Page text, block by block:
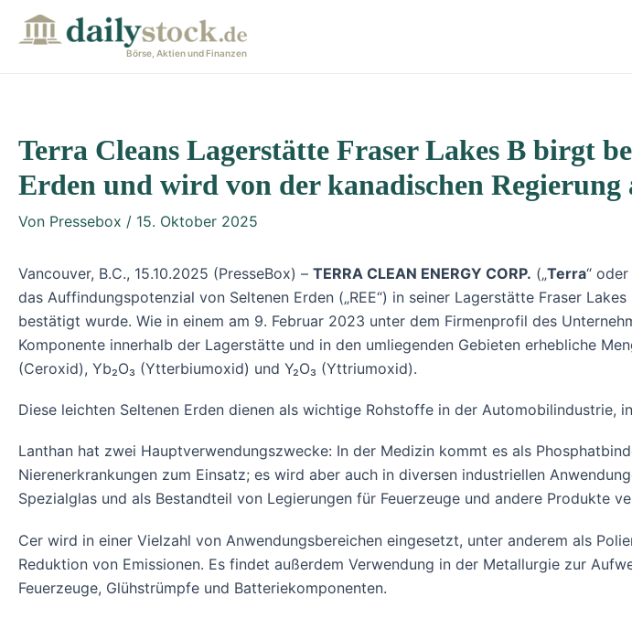
Inhalt
Börse, Aktien und Finanzen
Terra Cleans Lagerstätte Fraser Lakes B birgt
Erden und wird von der kanadischen
Von Pressebox / 15. Oktober 2025
Vancouver, B.C., 15.10.2025 (PresseBox) – TERRA CLEAN ENERGY CORP. („Terra“ oder
das Auffindungspotenzial von Seltenen Erden („REE“) in seiner Lagerstätte Fraser
bestätigt wurde. Wie in einem am 9. Februar 2023 unter dem Firmenprofil des
Komponente innerhalb der Lagerstätte und in den umliegenden Gebieten erhebliche
(Ceroxid), Yb₂O₃ (Ytterbiumoxid) und Y₂O₃ (Yttriumoxid).
Diese leichten Seltenen Erden dienen als wichtige Rohstoffe in der Automobilindustrie,
Lanthan hat zwei Hauptverwendungszwecke: In der Medizin kommt es als
Nierenerkrankungen zum Einsatz; es wird aber auch in diversen industriellen
Spezialglas und als Bestandteil von Legierungen für Feuerzeuge und andere Produkte
Cer wird in einer Vielzahl von Anwendungsbereichen eingesetzt, unter anderem als
Reduktion von Emissionen. Es findet außerdem Verwendung in der Metallurgie zur
Feuerzeuge, Glühstrümpfe und Batteriekomponenten.
navigation